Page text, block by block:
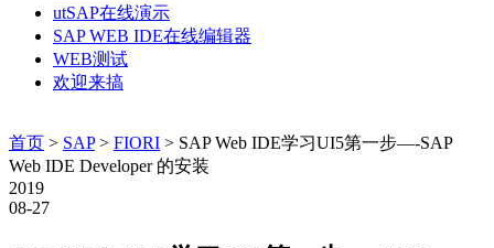
utSAP在线演示
SAP WEB IDE在线编辑器
WEB测试
欢迎来搞
首页 > SAP> FIORI > SAP Web IDE学习UI5第一步—-SAP
Web IDE Developer 的安装
2019
08-27